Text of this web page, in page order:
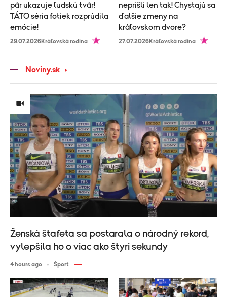
pár ukazuje ľudskú tvár!
TÁTO séria fotiek rozprúdila
emócie!
29.07.2026Kráľovská rodina
neprišli len tak! Chystajú sa
ďalšie zmeny na
kráľovskom dvore?
27.07.2026Kráľovská rodina
Noviny.sk
Ženská štafeta sa postarala o národný rekord,
vylepšila ho o viac ako štyri sekundy
4 hours ago Šport